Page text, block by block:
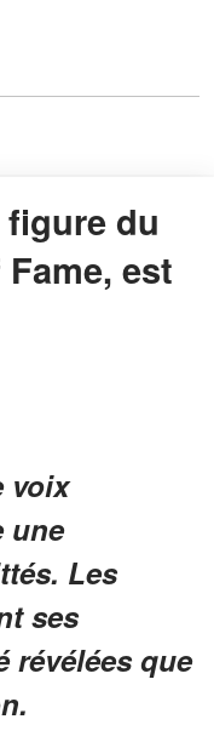
figure du
est
voix
une
Les
ses
révélées que